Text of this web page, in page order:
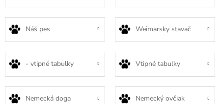
Náš pes Weimarsky stavač
- vtipné tabulky Vtipné tabuľky
Nemecká doga Nemecký ovčiak